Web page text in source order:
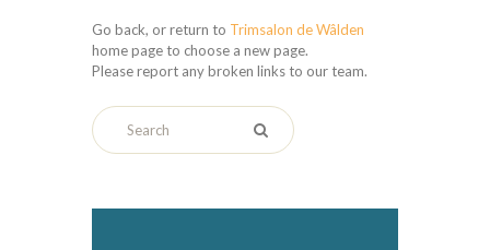
Go back, or return to Trimsalon de Wâlden
home page to choose a new page.
Please report any broken links to our team.